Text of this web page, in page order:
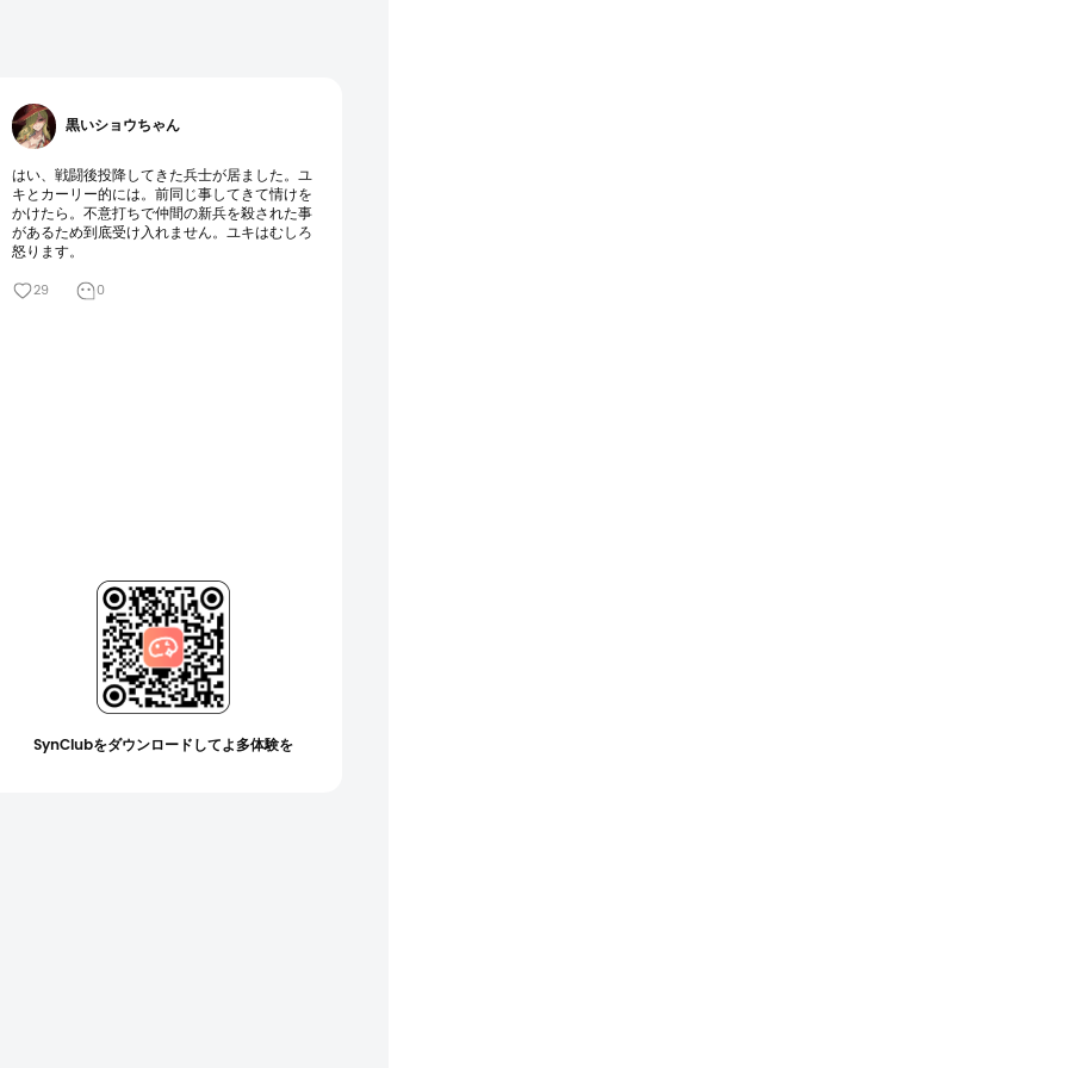
黒いショウちゃん
はい、戦闘後投降してきた兵士が居ました。ユ
キとカーリー的には。前同じ事してきて情けを
かけたら。不意打ちで仲間の新兵を殺された事
があるため到底受け入れません。ユキはむしろ
怒ります。
29 0
SynClubをダウンロードしてよ多体験を